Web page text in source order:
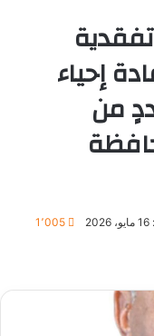
إحياء
من
1٬005